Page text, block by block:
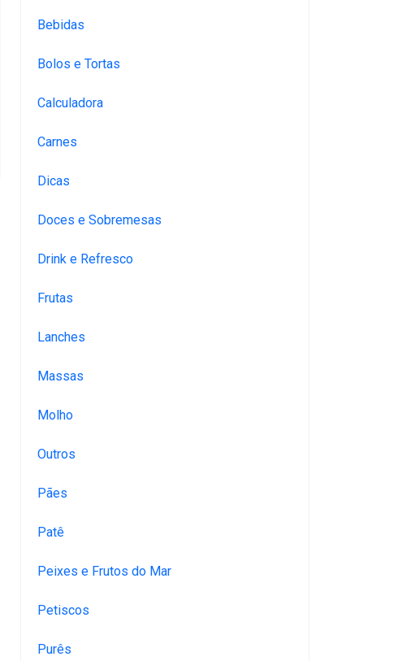
Bebidas
Bolos e Tortas
Calculadora
Carnes
Dicas
Doces e Sobremesas
Drink e Refresco
Frutas
Lanches
Massas
Molho
Outros
Pães
Patê
Peixes e Frutos do Mar
Petiscos
Purês